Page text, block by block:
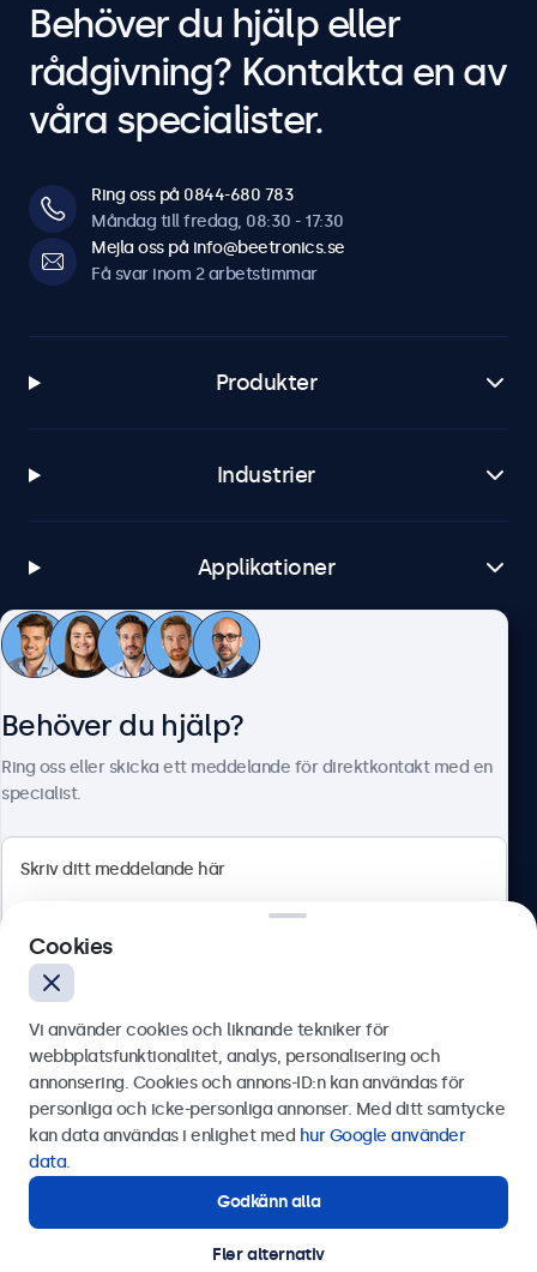
Behöver du hjälp eller
rådgivning? Kontakta en av
våra specialister.
Ring oss på 0844-680 783
Måndag till fredag, 08:30 - 17:30
Mejla oss på info@beetronics.se
Få svar inom 2 arbetstimmar
Produkter
Industrier
Applikationer
Kundtjänst
Olof Palmesgata 29, Stockholm, 111 22, Sverige
Svenska
© 2026 Beetronics
Behöver du hjälp?
Ring oss eller skicka ett meddelande för direktkontakt med en
specialist.
Skicka
Kontakta våra experter.
Cookies
Vi använder cookies och liknande tekniker för
webbplatsfunktionalitet, analys, personalisering och
annonsering. Cookies och annons-ID:n kan användas för
personliga och icke-personliga annonser. Med ditt samtycke
kan data användas i enlighet med hur Google använder
data.
Godkänn alla
Fler alternativ